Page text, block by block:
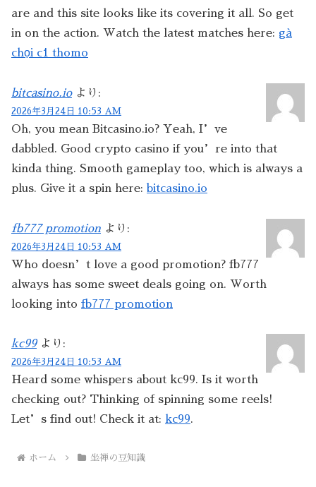
are and this site looks like its covering it all. So get
in on the action. Watch the latest matches here: gà
chọi c1 thomo
bitcasino.io より:
2026年3月24日 10:53 AM
Oh, you mean Bitcasino.io? Yeah, I’ve
dabbled. Good crypto casino if you’re into that
kinda thing. Smooth gameplay too, which is always a
plus. Give it a spin here: bitcasino.io
fb777 promotion より:
2026年3月24日 10:53 AM
Who doesn’t love a good promotion? fb777
always has some sweet deals going on. Worth
looking into fb777 promotion
kc99 より:
2026年3月24日 10:53 AM
Heard some whispers about kc99. Is it worth
checking out? Thinking of spinning some reels!
Let’s find out! Check it at: kc99.
ホーム 坐禅の豆知識